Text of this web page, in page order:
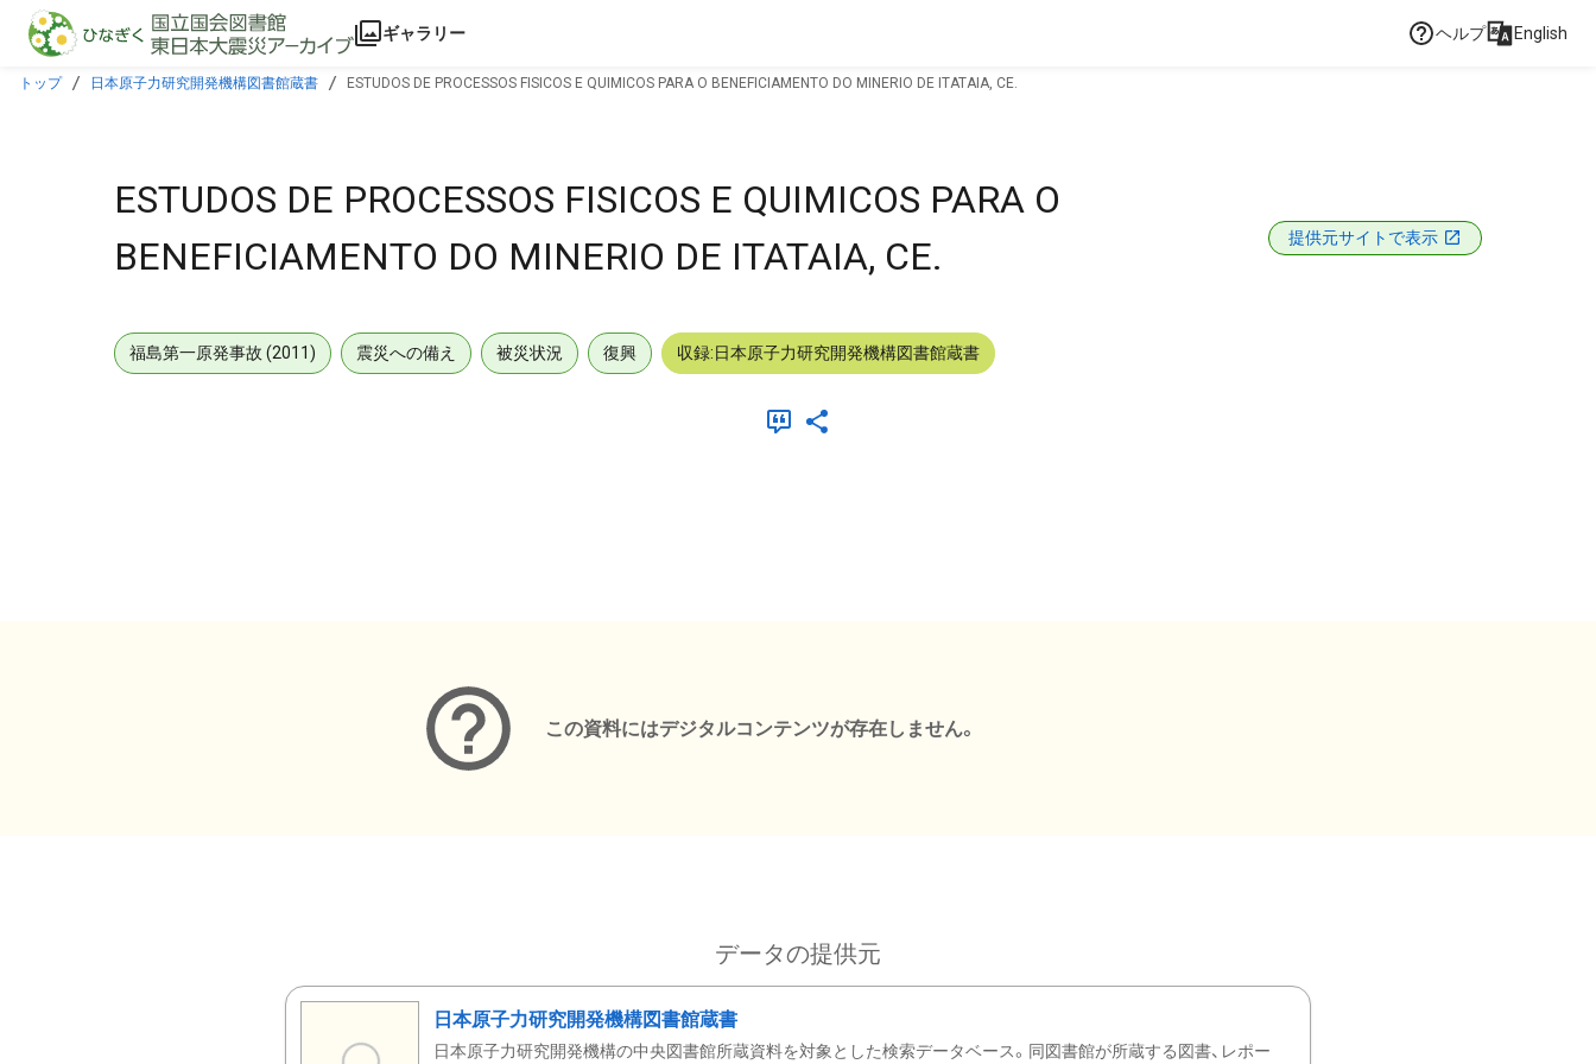
本文に飛ぶ
ギャラリー ヘルプ English
トップ 日本原子力研究開発機構図書館蔵書 ESTUDOS DE PROCESSOS FISICOS E QUIMICOS PARA O BENEFICIAMENTO DO MINERIO DE ITATAIA, CE.
ESTUDOS DE PROCESSOS FISICOS E QUIMICOS PARA O
BENEFICIAMENTO DO MINERIO DE ITATAIA, CE.
提供元サイトで表示
福島第一原発事故 (2011) 震災への備え 被災状況 復興 収録:日本原子力研究開発機構図書館蔵書
この資料にはデジタルコンテンツが存在しません。
データの提供元
日本原子力研究開発機構図書館蔵書
日本原子力研究開発機構の中央図書館所蔵資料を対象とした検索データベース。同図書館が所蔵する図書、レポー